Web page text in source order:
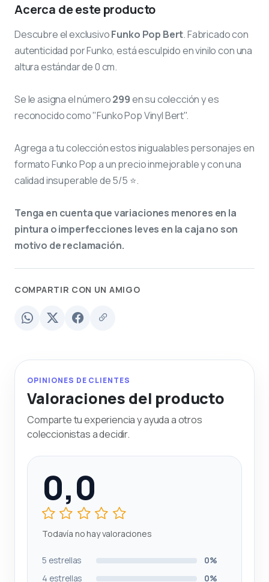
Acerca de este producto
Descubre el exclusivoFunko Pop Bert. Fabricado con
autenticidad por Funko, está esculpido en vinilo con una
altura estándar de 0 cm.
Se le asigna el número299en su colección y es
reconocido como "Funko Pop Vinyl Bert".
Agrega a tu colección estos inigualables personajes en
formato Funko Pop a un precio inmejorable y con una
calidad insuperable de 5/5 ⭐.
Tenga en cuenta que variaciones menores en la
pintura o imperfecciones leves en la caja no son
motivo de reclamación.
COMPARTIR CON UN AMIGO
OPINIONES DE CLIENTES
Valoraciones del producto
Comparte tu experiencia y ayuda a otros
coleccionistas a decidir.
0,0
Todavía no hay valoraciones
5 estrellas
0%
4 estrellas
0%